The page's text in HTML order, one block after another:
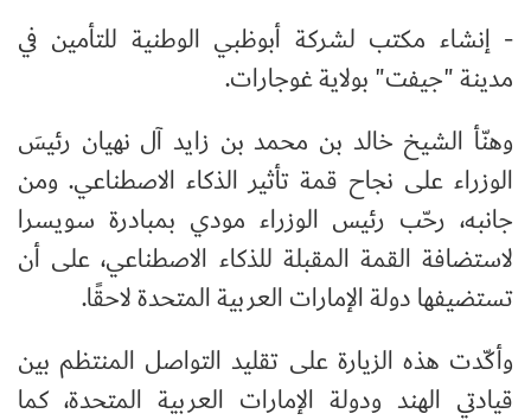
- إنشاء مكتب لشركة أبوظبي الوطنية للتأمين في
مدينة "جيفت" بولاية غوجارات.
وهنّأ الشيخ خالد بن محمد بن زايد آل نهيان رئيسَ
الوزراء على نجاح قمة تأثير الذكاء الاصطناعي. ومن
جانبه، رحّب رئيس الوزراء مودي بمبادرة سويسرا
لاستضافة القمة المقبلة للذكاء الاصطناعي، على أن
تستضيفها دولة الإمارات العربية المتحدة لاحقًا.
وأكّدت هذه الزيارة على تقليد التواصل المنتظم بين
قيادتي الهند ودولة الإمارات العربية المتحدة، كما